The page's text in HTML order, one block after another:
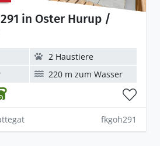
in Oster Hurup /
2 Haustiere
220 m zum Wasser
fkgoh291